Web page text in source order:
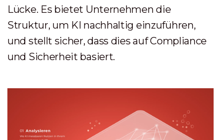
Lücke. Es bietet Unternehmen die
Struktur, um KI nachhaltig einzuführen,
und stellt sicher, dass dies auf Compliance
und Sicherheit basiert.